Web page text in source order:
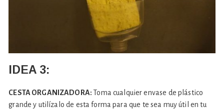
IDEA 3:
CESTA ORGANIZADORA: Toma cualquier envase de plástico
grande y utilízalo de esta forma para que te sea muy útil en tu